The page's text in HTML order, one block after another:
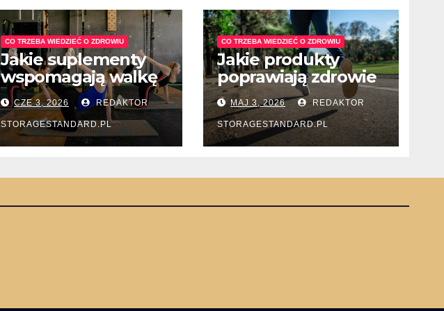
CO TRZEBA WIEDZIEĆ O ZDROWIU
Jakie suplementy
wspomagają walkę
z depresją
sezonową?
CZE 3, 2026 REDAKTOR
STORAGESTANDARD.PL
CO TRZEBA WIEDZIEĆ O ZDROWIU
Jakie produkty
poprawiają zdrowie
jelit i trawienie?
MAJ 3, 2026 REDAKTOR
STORAGESTANDARD.PL